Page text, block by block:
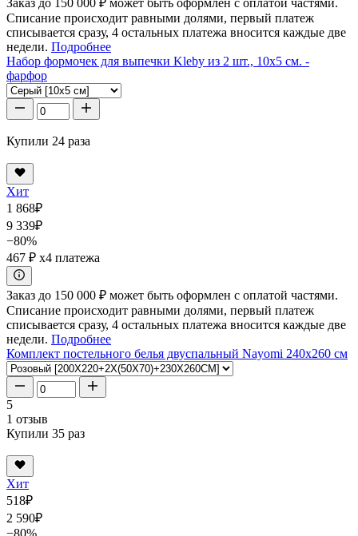
Заказ до 150 000 ₽ может быть оформлен с оплатой частями.
Списание происходит равными долями, первый платеж
списывается сразу, 4 остальных платежа вносится каждые две
недели. Подробнее
Набор формочек для выпечки Kleby из 2 шт., 10x5 см. -
фарфор
Купили 24 раза
Хит
1 868₽
9 339₽
−80%
467 ₽ x4 платежа
Заказ до 150 000 ₽ может быть оформлен с оплатой частями.
Списание происходит равными долями, первый платеж
списывается сразу, 4 остальных платежа вносится каждые две
недели. Подробнее
Комплект постельного белья двуспальный Nayomi 240x260 см
5
1 отзыв
Купили 35 раз
Хит
518₽
2 590₽